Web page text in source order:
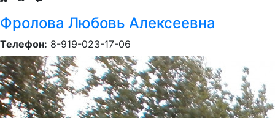
Фролова Любовь Алексеевна
Телефон: 8-919-023-17-06